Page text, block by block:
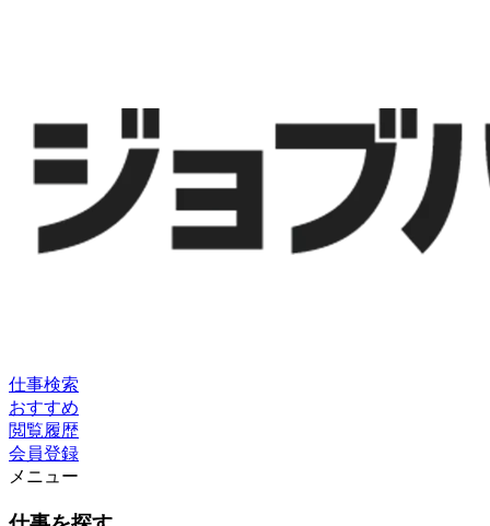
仕事検索
おすすめ
閲覧履歴
会員登録
メニュー